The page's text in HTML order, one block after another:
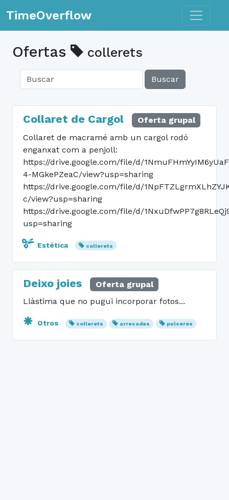
TimeOverflow Toggle
Ofertas collerets
Buscar
Collaret de Cargol
Oferta grupal
Collaret de macramé amb un cargol rodó
enganxat com a penjoll:
https://drive.google.com/file/d/
4-MGkePZeaC/view?usp=sharing
https://drive.google.com/file/d/
c/view?usp=sharing
https://drive.google.com/file/d/
usp=sharing
Estética collerets
Deixo joies
Oferta grupal
Llàstima que no pugui incorporar fotos...
Otros collerets arrecades pulseres